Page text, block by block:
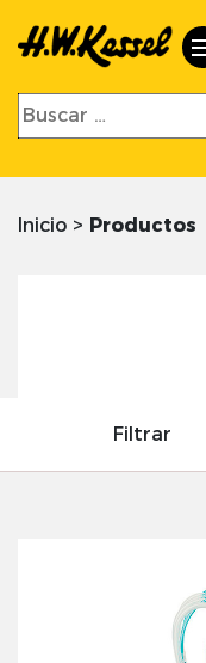
Inicio > Productos
Filtrar